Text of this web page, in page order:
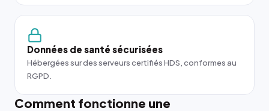
Données de santé sécurisées
Hébergées sur des serveurs certifiés HDS, conformes au
RGPD.
Comment fonctionne une